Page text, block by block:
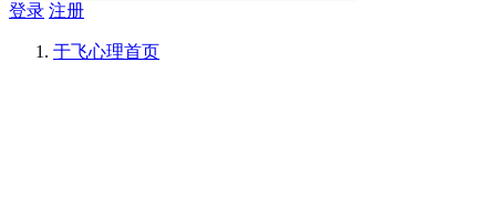
登录 注册
于飞心理首页